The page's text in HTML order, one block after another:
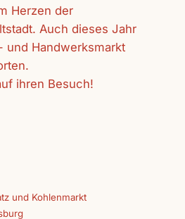
Herzen der
Auch dieses Jahr
und Handwerksmarkt
ihren Besuch!
und Kohlenmarkt